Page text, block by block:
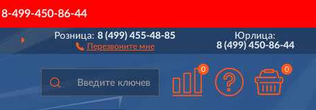
8-499-450-86-44
ДОСТАВИМ ПО ВСЕЙ РОССИИ
Розница:8 (499) 455-48-85
Перезвоните мне
Юрлица:
8 (499) 450-86-44
0 0